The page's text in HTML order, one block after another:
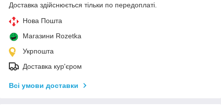
Доставка здійснюється тільки по передоплаті.
Нова Пошта
Магазини Rozetka
Укрпошта
Доставка кур'єром
Всі умови доставки